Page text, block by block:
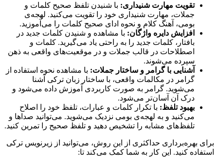
تقویت مهارت شنیداری: با شنیدن تلفظ صحیح کلمات و
جملات، مهارت شنیداری خود را تقویت می‌کنید. لهجه‌ی
بومی، آهنگ کلام و نحوه ادای صحیح کلمات را می‌آموزید.
افزایش دایره واژگان: با مشاهده و شنیدن کلمات جدید در
بافتار، کلمات جدید را به راحتی یاد می‌گیرید. کلمات و
اصطلاحات در قالب جملات و در موقعیت‌های واقعی به ذهن
سپرده می‌شوند.
آشنایی با گرامر و ساختار جملات: با مشاهده نحوه استفاده از
گرامر در مکالمات واقعی، با ساختار زبان ترکی آشنا
می‌شوید. گرامر به صورت کاربردی آموزش داده می‌شود و
درک آن آسان‌تر می‌شود.
بهبود تلفظ: با تکرار کلمات و عبارات، تلفظ خود را اصلاح
می‌کنید و به لهجه‌ی بومی نزدیک می‌شوید. می‌توانید صداها و
تلفظ‌های مشابه را تشخیص دهید و تلفظ صحیح را تمرین کنید.
برای بهره‌برداری حداکثری از این روش، می‌توانید از زیرنویس ترکی
استفاده کنید. این کار به شما کمک می‌کند تا: